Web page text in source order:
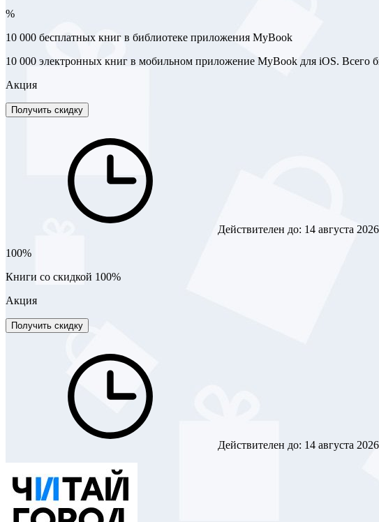
%
10 000 бесплатных книг в библиотеке приложения MyBook
10 000 электронных книг в мобильном приложение MyBook для iOS. Всего
Акция
Получить скидку
Действителен до: 14 августа 2026
100%
Книги со скидкой 100%
Акция
Получить скидку
Действителен до: 14 августа 2026